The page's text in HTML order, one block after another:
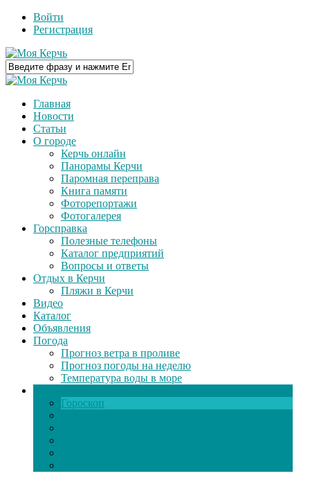
Войти
Регистрация
Главная
Новости
Статьи
О городе
Керчь онлайн
Панорамы Керчи
Паромная переправа
Книга памяти
Фоторепортажи
Фотогалерея
Горсправка
Полезные телефоны
Каталог предприятий
Вопросы и ответы
Отдых в Керчи
Пляжи в Керчи
Видео
Каталог
Объявления
Погода
Прогноз ветра в проливе
Прогноз погоды на неделю
Температура воды в море
Гороскоп